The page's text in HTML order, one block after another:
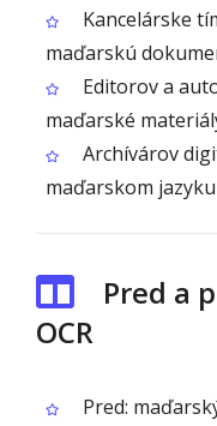
Kancelárske
maďarskú
Editorov a
maďarské
Archívárov
maďarskom jazyku
Pred a
OCR
Pred: